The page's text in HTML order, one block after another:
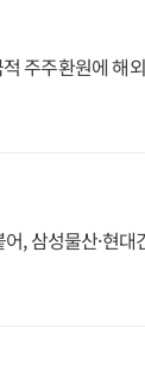
주주환원에 해
, 삼성물산·현대